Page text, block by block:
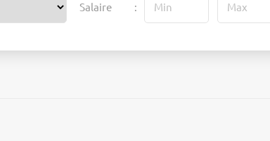
Salaire :